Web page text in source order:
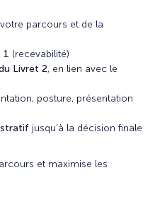
parcours et de la
1 (recevabilité)
Livret 2, en lien avec le
posture, présentation
jusqu’à la décision finale
et maximise les